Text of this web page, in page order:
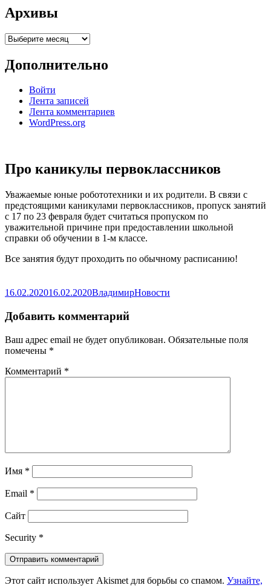
Архивы
Архивы
Дополнительно
Войти
Лента записей
Лента комментариев
WordPress.org
Про каникулы первоклассников
Уважаемые юные робототехники и их родители. В связи с
предстоящими каникулами первоклассников, пропуск занятий
с 17 по 23 февраля будет считаться пропуском по
уважительной причине при предоставлении школьной
справки об обучении в 1-м классе.
Все занятия будут проходить по обычному расписанию!
Опубликовано
16.02.202016.02.2020Автор
ВладимирРубрики
Новости
Добавить комментарий
Ваш адрес email не будет опубликован. Обязательные поля
помечены *
Комментарий *
Имя *
Email *
Сайт
Security *
Этот сайт использует Akismet для борьбы со спамом. Узнайте,